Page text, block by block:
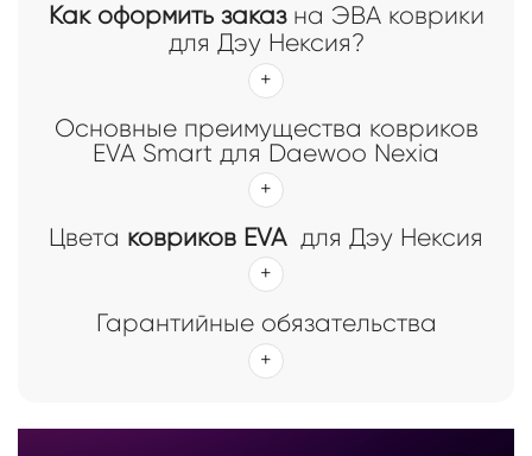
Как оформить заказна ЭВА коврики
для Дэу Нексия?
Основные преимущества ковриков
EVA Smart для Daewoo Nexia
Цвета ковриков EVAдля Дэу Нексия
Гарантийные обязательства